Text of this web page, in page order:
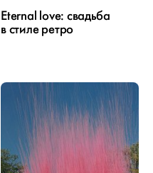
Eternal love: свадьба
в стиле ретро